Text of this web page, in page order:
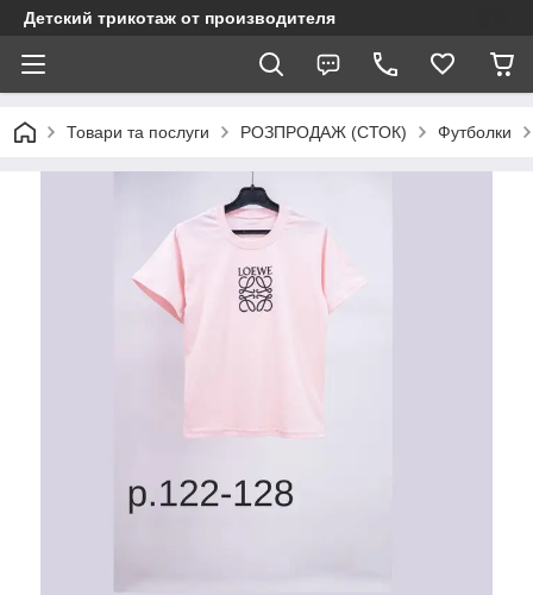
Детский трикотаж от производителя
Товари та послуги РОЗПРОДАЖ (СТОК) Футболки